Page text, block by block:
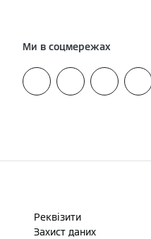
Ми в соцмережах
Реквізити
Захист даних